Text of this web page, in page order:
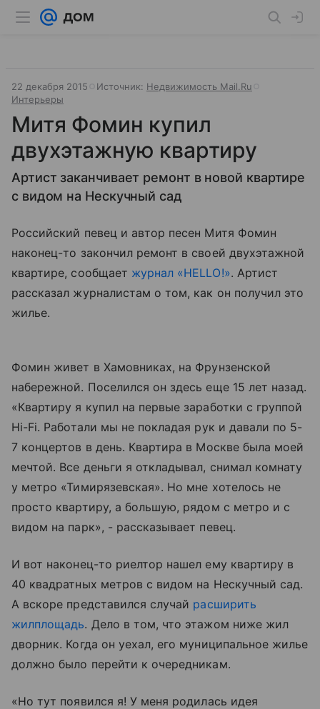
22 декабря 2015 Источник: Недвижимость Mail.Ru
Интерьеры
Митя Фомин купил
двухэтажную квартиру
Артист заканчивает ремонт в новой квартире
с видом на Нескучный сад
Российский певец и автор песен Митя Фомин
наконец-то закончил ремонт в своей двухэтажной
квартире, сообщает журнал «HELLO!». Артист
рассказал журналистам о том, как он получил это
жилье.
Фомин живет в Хамовниках, на Фрунзенской
набережной. Поселился он здесь еще 15 лет назад.
«Квартиру я купил на первые заработки с группой
Hi-Fi. Работали мы не покладая рук и давали по 5-
7 концертов в день. Квартира в Москве была моей
мечтой. Все деньги я откладывал, снимал комнату
у метро «Тимирязевская». Но мне хотелось не
просто квартиру, а большую, рядом с метро и с
видом на парк», - рассказывает певец.
И вот наконец-то риелтор нашел ему квартиру в
40 квадратных метров с видом на Нескучный сад.
А вскоре представился случай расширить
жилплощадь. Дело в том, что этажом ниже жил
дворник. Когда он уехал, его муниципальное жилье
должно было перейти к очередникам.
«Но тут появился я! У меня родилась идея